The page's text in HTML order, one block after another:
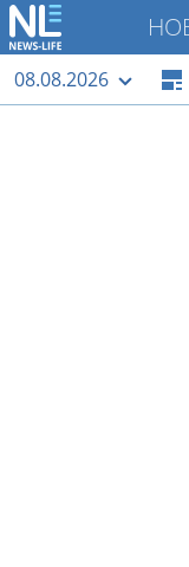
08.08.2026